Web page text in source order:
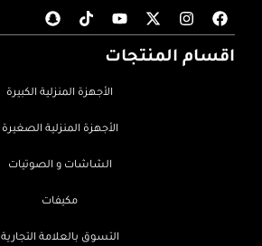
اقسام المنتجات
الأجهزة المنزلية الكبيرة
الأجهزة المنزلية الصغيرة
الشاشات و الصوتيات
مكيفات
التسوق بالعلامة التجارية